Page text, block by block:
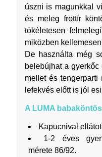
úszni is magunkkal
és meleg frottír
tökéletesen
miközben
De használta még
belebújhat a
mellet és
lefekvés előtt is jól
A LUMA
Kapucnival
1-2 éves
mérete 86/92.